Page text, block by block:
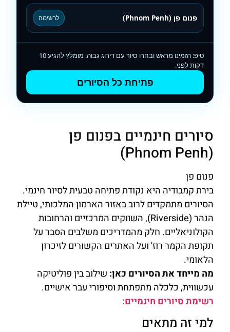
פנום פן (Phnom Penh) לרשימה
טיפ: הזמינו מראש ובחרו סיור עם דירוג גבוה. מומלץ להגיע 10
דקות לפני.
פתיחת כל הסיורים
סיורים חינמיים בפנום פן
(Phnom Penh)
פנום פן
בירת קמבודיה היא נקודת פתיחה טבעית לסיור חינמי.
הסיורים מתמקדים לרוב באזור הארמון המלכותי, טיילת
הנהר (Riverside), השווקים המרכזיים והרחובות
הקולוניאליים. חלק מהמדריכים משלבים הסבר על
תקופת הקמר רוז' ועל האתרים הקשורים לזיכרון
הלאומי.
מה מייחד את הסיורים כאן: שילוב בין פוליטיקה
עכשווית, כלכלה מתפתחת וסיפורי עבר אישיים.
רשימת סיורים חינמיים:
למי זה מתאים